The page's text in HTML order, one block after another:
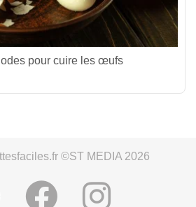
pour cuire les œufs
©ST MEDIA 2026